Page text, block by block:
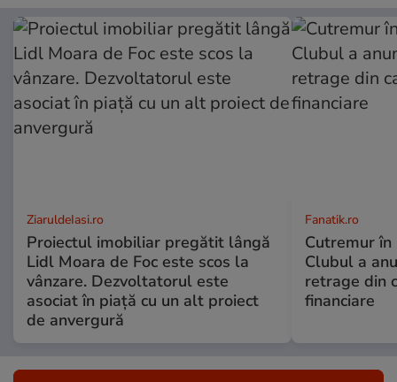
ZiaruldeIasi.ro
Proiectul imobiliar pregătit lângă
Lidl Moara de Foc este scos la
vânzare. Dezvoltatorul este
asociat în piață cu un alt proiect
de anvergură
Fanatik.ro
Cutremur în
Clubul a
retrage din
financiare